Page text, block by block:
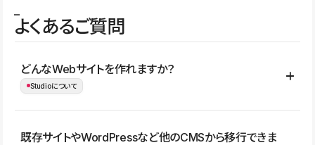
よくあるご質問
どんなWebサイトを作れますか？
Studioについて
コーポレートサイト、サービスサイト、LP、採用サイト、ブロ
既存サイトやWordPressなど他のCMSから移行できま